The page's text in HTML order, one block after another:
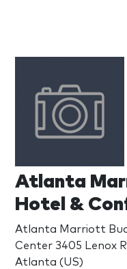
Atlanta
Hotel &
Atlanta Marriott
Center 3405 Lenox
Atlanta (US)